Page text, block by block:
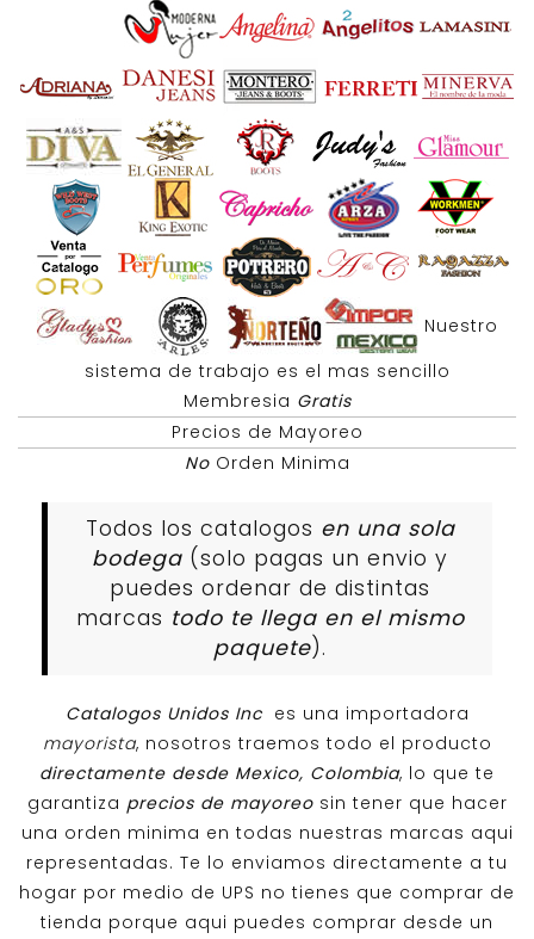
Nuestro
sistema de trabajo es el mas sencillo
Membresia Gratis
Precios de Mayoreo
NoOrden Minima
Todos los catalogos en una sola
bodega (solo pagas un envio y
puedes ordenar de distintas
marcas todo te llega en el mismo
paquete).
Catalogos Unidos Inc es una importadora
mayorista, nosotros traemos todo el producto
directamente desde Mexico, Colombia, lo que te
garantiza precios de mayoreosin tener que hacer
una orden minima en todas nuestras marcas aqui
representadas. Te lo enviamos directamente a tu
hogar por medio de UPS no tienes que comprar de
tienda porque aqui puedes comprar desde un